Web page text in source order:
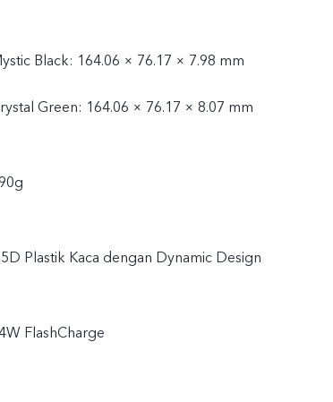
Black: 164.06 × 76.17 × 7.98 mm
Green: 164.06 × 76.17 × 8.07 mm
Plastik Kaca dengan Dynamic Design
FlashCharge